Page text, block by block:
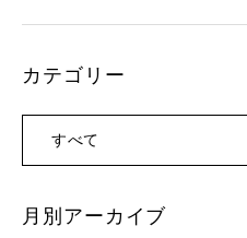
カテゴリー
すべて
月別アーカイブ